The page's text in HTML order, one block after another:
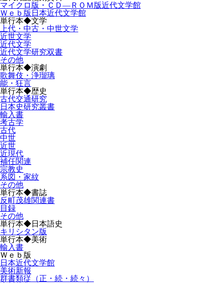
マイクロ版・ＣＤ―ＲＯＭ版近代文学館
Ｗｅｂ版日本近代文学館
単行本◆文学
上代・中古・中世文学
近世文学
近代文学
近代文学研究双書
その他
単行本◆演劇
歌舞伎・浄瑠璃
能・狂言
単行本◆歴史
古代交通研究
日本史研究叢書
輸入書
考古学
古代
中世
近世
近現代
補任関連
宗教史
系図・家紋
その他
単行本◆書誌
反町茂雄関連書
目録
その他
単行本◆日本語史
キリシタン版
単行本◆美術
輸入書
Ｗｅｂ版
日本近代文学館
美術新報
群書類従（正・続・続々）